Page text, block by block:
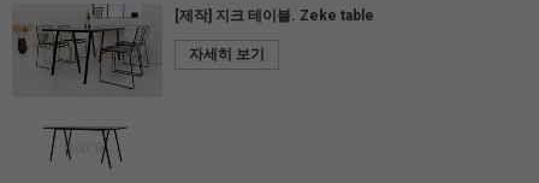
[제작] 지크 테이블. Zeke table
자세히 보기